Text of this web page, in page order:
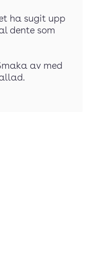
ha sugit upp
dente som
av med